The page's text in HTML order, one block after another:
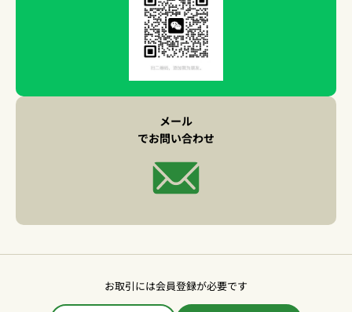
メール
でお問い合わせ
お取引には会員登録が必要です